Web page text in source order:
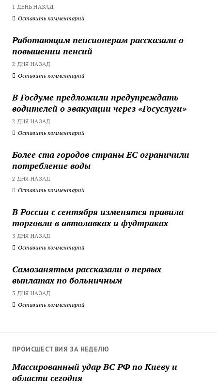
1 ДЕНЬ НАЗАД
Оставить комментарий
Работающим пенсионерам рассказали о
повышении пенсий
2 ДНЯ НАЗАД
Оставить комментарий
В Госдуме предложили предупреждать
водителей о эвакуации через «Госуслуги»
2 ДНЯ НАЗАД
Оставить комментарий
Более ста городов страны ЕС ограничили
потребление воды
2 ДНЯ НАЗАД
Оставить комментарий
В России с сентября изменятся правила
торговли в автолавках и фудтраках
3 ДНЯ НАЗАД
Оставить комментарий
Самозанятым рассказали о первых
выплатах по больничным
3 ДНЯ НАЗАД
Оставить комментарий
ПРОИСШЕСТВИЯ ЗА НЕДЕЛЮ
Массированный удар ВС РФ по Киеву и
области сегодня